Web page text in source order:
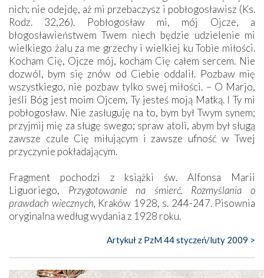
nich; nie odejdę, aż mi przebaczysz i pobłogosławisz (Ks.
Rodz. 32,26). Pobłogosław mi, mój Ojcze, a
błogosławieństwem Twem niech będzie udzielenie mi
wielkiego żalu za me grzechy i wielkiej ku Tobie miłości.
Kocham Cię, Ojcze mój, kocham Cię całem sercem. Nie
dozwól, bym się znów od Ciebie oddalił. Pozbaw mię
wszystkiego, nie pozbaw tylko swej miłości. – O Marjo,
jeśli Bóg jest moim Ojcem, Ty jesteś moją Matką. I Ty mi
pobłogosław. Nie zasługuję na to, bym był Twym synem;
przyjmij mię za sługę swego; spraw atoli, abym był sługą
zawsze czule Cię miłującym i zawsze ufność w Twej
przyczynie pokładającym.
Fragment pochodzi z książki św. Alfonsa Marii
Liguoriego, Przygotowanie na śmierć. Rozmyślania o
prawdach wiecznych, Kraków 1928, s. 244-247. Pisownia
oryginalna według wydania z 1928 roku.
Artykuł z PzM 44 styczeń/luty 2009 >